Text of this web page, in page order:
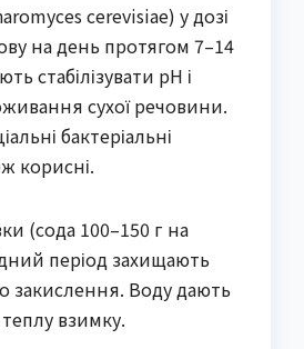
cerevisiae) у дозі
на день протягом 7–14
стабілізувати pH і
сухої речовини.
бактеріальні
корисні.
(сода 100–150 г на
період захищають
закислення. Воду дають
взимку.